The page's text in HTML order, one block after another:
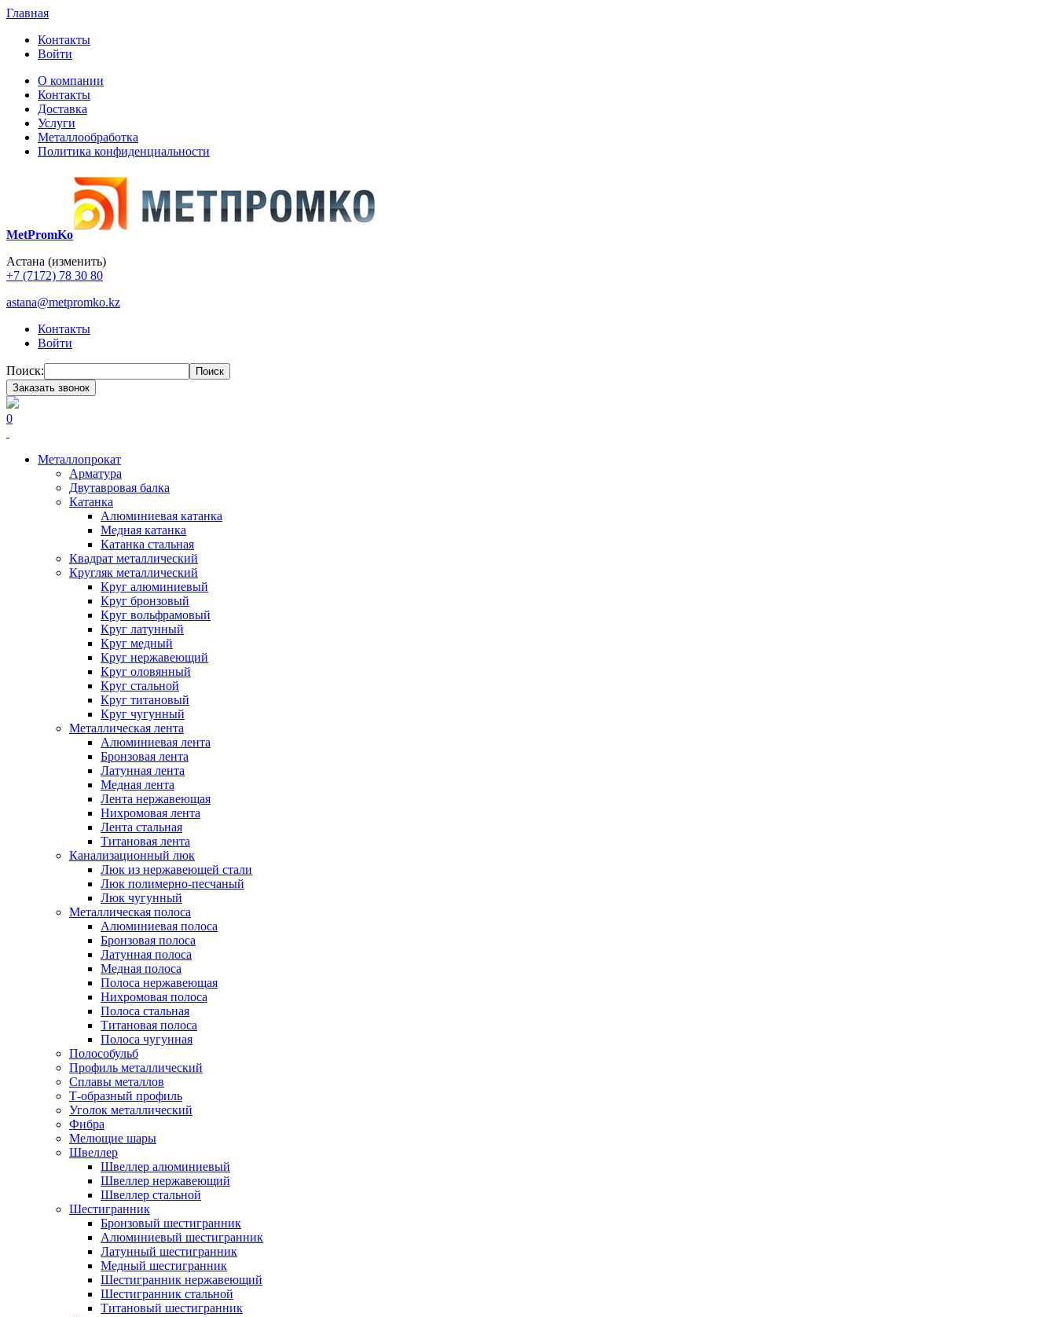
Главная
Контакты
Войти
О компании
Контакты
Доставка
Услуги
Металлообработка
Политика конфиденциальности
MetPromKo
Астана (изменить)
+7 (7172) 78 30 80
astana@metpromko.kz
Контакты
Войти
Поиск:
Поиск
Заказать звонок
0
Металлопрокат
Арматура
Двутавровая балка
Катанка
Алюминиевая катанка
Медная катанка
Катанка стальная
Квадрат металлический
Кругляк металлический
Круг алюминиевый
Круг бронзовый
Круг вольфрамовый
Круг латунный
Круг медный
Круг нержавеющий
Круг оловянный
Круг стальной
Круг титановый
Круг чугунный
Металлическая лента
Алюминиевая лента
Бронзовая лента
Латунная лента
Медная лента
Лента нержавеющая
Нихромовая лента
Лента стальная
Титановая лента
Канализационный люк
Люк из нержавеющей стали
Люк полимерно-песчаный
Люк чугунный
Металлическая полоса
Алюминиевая полоса
Бронзовая полоса
Латунная полоса
Медная полоса
Полоса нержавеющая
Нихромовая полоса
Полоса стальная
Титановая полоса
Полоса чугунная
Полособульб
Профиль металлический
Сплавы металлов
Т-образный профиль
Уголок металлический
Фибра
Мелющие шары
Швеллер
Швеллер алюминиевый
Швеллер нержавеющий
Швеллер стальной
Шестигранник
Бронзовый шестигранник
Алюминиевый шестигранник
Латунный шестигранник
Медный шестигранник
Шестигранник нержавеющий
Шестигранник стальной
Титановый шестигранник